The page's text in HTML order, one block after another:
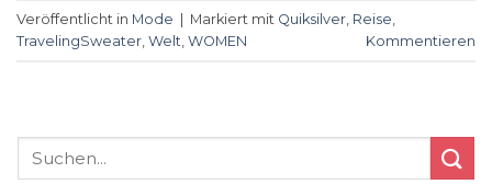
Veröffentlicht in Mode | Markiert mit Quiksilver Reise
TravelingSweater Welt WOMEN Kommentieren